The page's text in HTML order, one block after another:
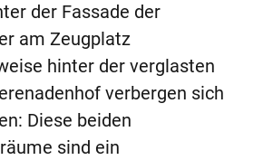
der Fassade der
am Zeugplatz
hinter der verglasten
verbergen sich
Diese beiden
sind ein